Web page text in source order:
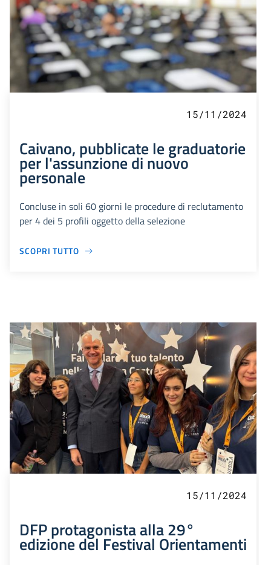
15/11/2024
Caivano, pubblicate le graduatorie
per l'assunzione di nuovo
personale
Concluse in soli 60 giorni le procedure di reclutamento
per 4 dei 5 profili oggetto della selezione
SCOPRI TUTTO
15/11/2024
DFP protagonista alla 29°
edizione del Festival Orientamenti